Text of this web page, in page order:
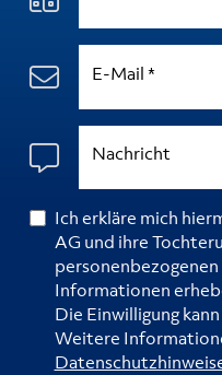
E-Mail*
Nachricht
Ich erkläre mich
AG und ihre
Informationen
Die Einwilligung
Weitere